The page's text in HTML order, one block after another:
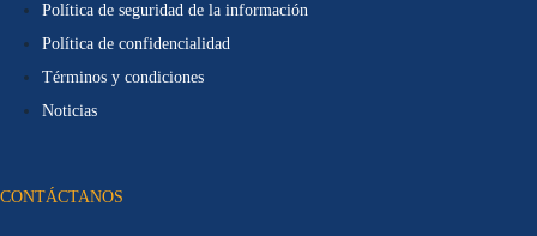
Política de seguridad de la información
Política de confidencialidad
Términos y condiciones
Noticias
CONTÁCTANOS